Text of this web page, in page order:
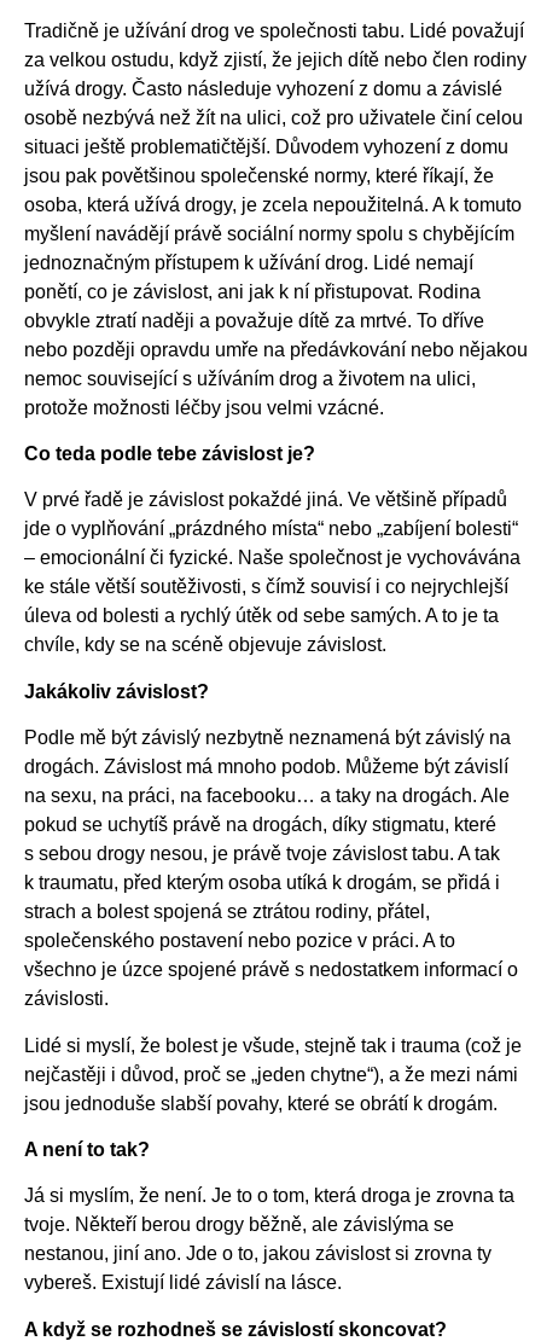
Tradičně je užívání drog ve společnosti tabu. Lidé považují
za velkou ostudu, když zjistí, že jejich dítě nebo člen rodiny
užívá drogy. Často následuje vyhození z domu a závislé
osobě nezbývá než žít na ulici, což pro uživatele činí celou
situaci ještě problematičtější. Důvodem vyhození z domu
jsou pak povětšinou společenské normy, které říkají, že
osoba, která užívá drogy, je zcela nepoužitelná. A k tomuto
myšlení navádějí právě sociální normy spolu s chybějícím
jednoznačným přístupem k užívání drog. Lidé nemají
ponětí, co je závislost, ani jak k ní přistupovat. Rodina
obvykle ztratí naději a považuje dítě za mrtvé. To dříve
nebo později opravdu umře na předávkování nebo nějakou
nemoc související s užíváním drog a životem na ulici,
protože možnosti léčby jsou velmi vzácné.
Co teda podle tebe závislost je?
V prvé řadě je závislost pokaždé jiná. Ve většině případů
jde o vyplňování „prázdného místa“ nebo „zabíjení bolesti“
– emocionální či fyzické. Naše společnost je vychovávána
ke stále větší soutěživosti, s čímž souvisí i co nejrychlejší
úleva od bolesti a rychlý útěk od sebe samých. A to je ta
chvíle, kdy se na scéně objevuje závislost.
Jakákoliv závislost?
Podle mě být závislý nezbytně neznamená být závislý na
drogách. Závislost má mnoho podob. Můžeme být závislí
na sexu, na práci, na facebooku… a taky na drogách. Ale
pokud se uchytíš právě na drogách, díky stigmatu, které
s sebou drogy nesou, je právě tvoje závislost tabu. A tak
k traumatu, před kterým osoba utíká k drogám, se přidá i
strach a bolest spojená se ztrátou rodiny, přátel,
společenského postavení nebo pozice v práci. A to
všechno je úzce spojené právě s nedostatkem informací o
závislosti.
Lidé si myslí, že bolest je všude, stejně tak i trauma (což je
nejčastěji i důvod, proč se „jeden chytne“), a že mezi námi
jsou jednoduše slabší povahy, které se obrátí k drogám.
A není to tak?
Já si myslím, že není. Je to o tom, která droga je zrovna ta
tvoje. Někteří berou drogy běžně, ale závislýma se
nestanou, jiní ano. Jde o to, jakou závislost si zrovna ty
vybereš. Existují lidé závislí na lásce.
A když se rozhodneš se závislostí skoncovat?